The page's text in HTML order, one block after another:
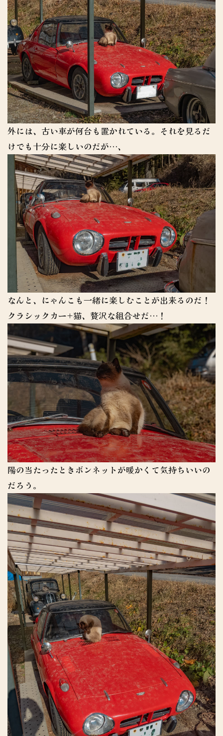
外には、古い車が何台も置かれている。それを見るだ
けでも十分に楽しいのだが…、
なんと、にゃんこも一緒に楽しむことが出来るのだ！
クラシックカー+猫、贅沢な組合せだ…！
陽の当たったときボンネットが暖かくて気持ちいいの
だろう。